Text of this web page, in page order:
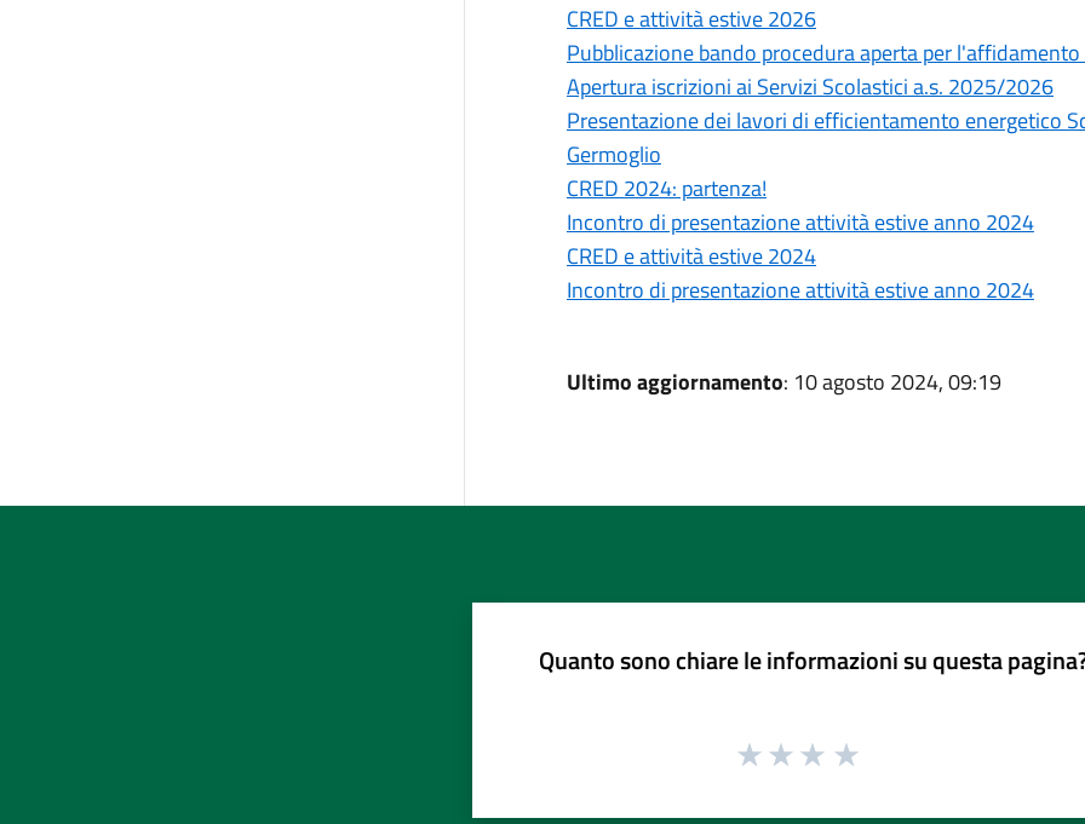
CRED e attività estive 2026
Pubblicazione bando procedura aperta per
Apertura iscrizioni ai Servizi Scolastici a.s. 2025/2026
Presentazione dei lavori di efficientamento energetico
Germoglio
CRED 2024: partenza!
Incontro di presentazione attività estive anno 2024
CRED e attività estive 2024
Incontro di presentazione attività estive anno 2024
Ultimo aggiornamento: 10 agosto 2024, 09:19
Quanto sono chiare le informazioni su questa